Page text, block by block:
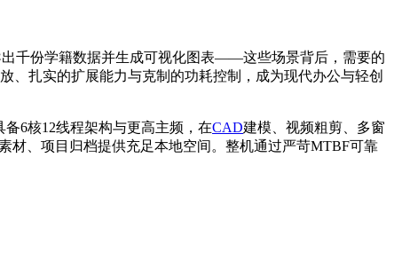
千份学籍数据并生成可视化图表——这些场景背后，需要的
、扎实的扩展能力与克制的功耗控制，成为现代办公与轻创
备6核12线程架构与更高主频，在CAD建模、视频粗剪、多窗
材、项目归档提供充足本地空间。整机通过严苛MTBF可靠